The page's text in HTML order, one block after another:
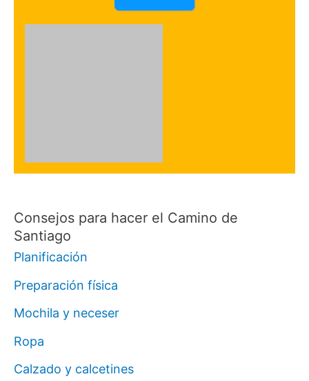
Consejos para hacer el Camino de
Santiago
Planificación
Preparación física
Mochila y neceser
Ropa
Calzado y calcetines